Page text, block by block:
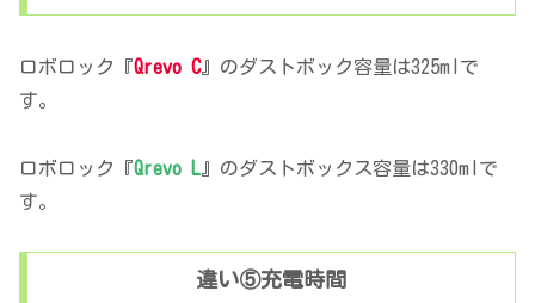
ロボロック『Qrevo C』のダストボック容量は325mlで
す。
ロボロック『Qrevo L 』のダストボックス容量は330mlで
す。
違い⑤充電時間